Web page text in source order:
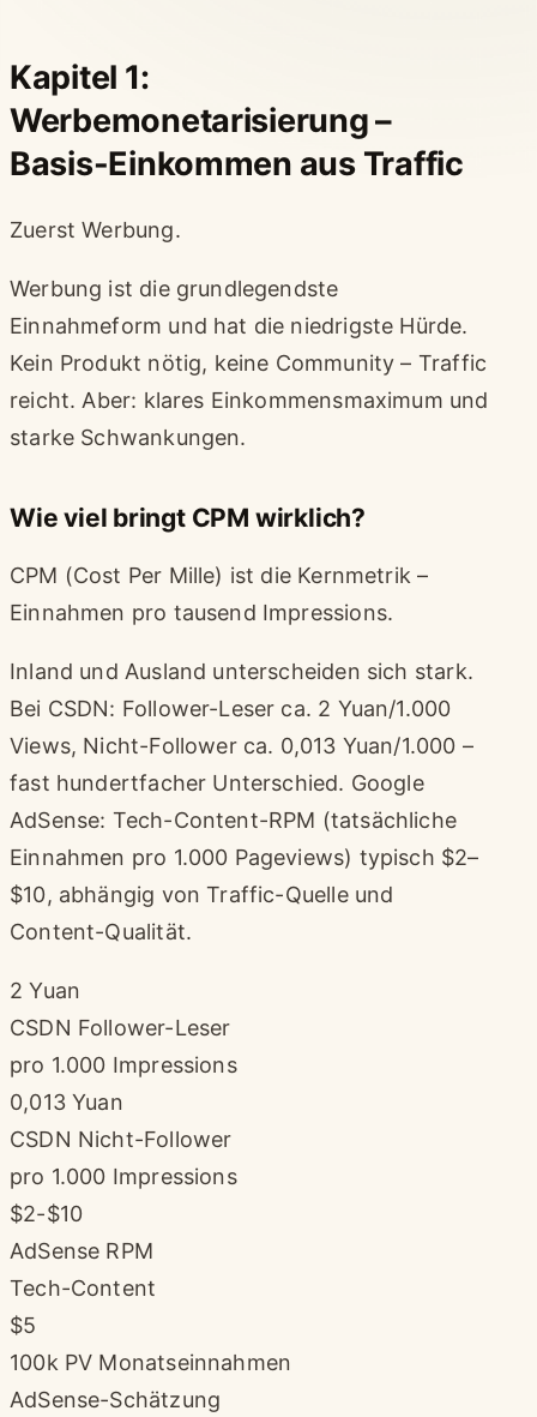
Kapitel 1:
Werbemonetarisierung –
Basis-Einkommen aus Traffic
Zuerst Werbung.
Werbung ist die grundlegendste
Einnahmeform und hat die niedrigste Hürde.
Kein Produkt nötig, keine Community – Traffic
reicht. Aber: klares Einkommensmaximum und
starke Schwankungen.
Wie viel bringt CPM wirklich?
CPM (Cost Per Mille) ist die Kernmetrik –
Einnahmen pro tausend Impressions.
Inland und Ausland unterscheiden sich stark.
Bei CSDN: Follower-Leser ca. 2 Yuan/1.000
Views, Nicht-Follower ca. 0,013 Yuan/1.000 –
fast hundertfacher Unterschied. Google
AdSense: Tech-Content-RPM (tatsächliche
Einnahmen pro 1.000 Pageviews) typisch $2–
$10, abhängig von Traffic-Quelle und
Content-Qualität.
2 Yuan
CSDN Follower-Leser
pro 1.000 Impressions
0,013 Yuan
CSDN Nicht-Follower
pro 1.000 Impressions
$2-$10
AdSense RPM
Tech-Content
$5
100k PV Monatseinnahmen
AdSense-Schätzung